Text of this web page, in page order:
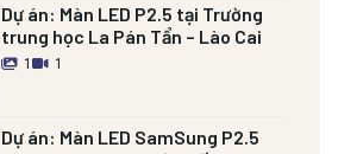
Dự án: Màn LED P2.5 tại Trường
trung học La Pán Tẩn – Lào Cai
1 1
Dự án: Màn LED SamSung P2.5